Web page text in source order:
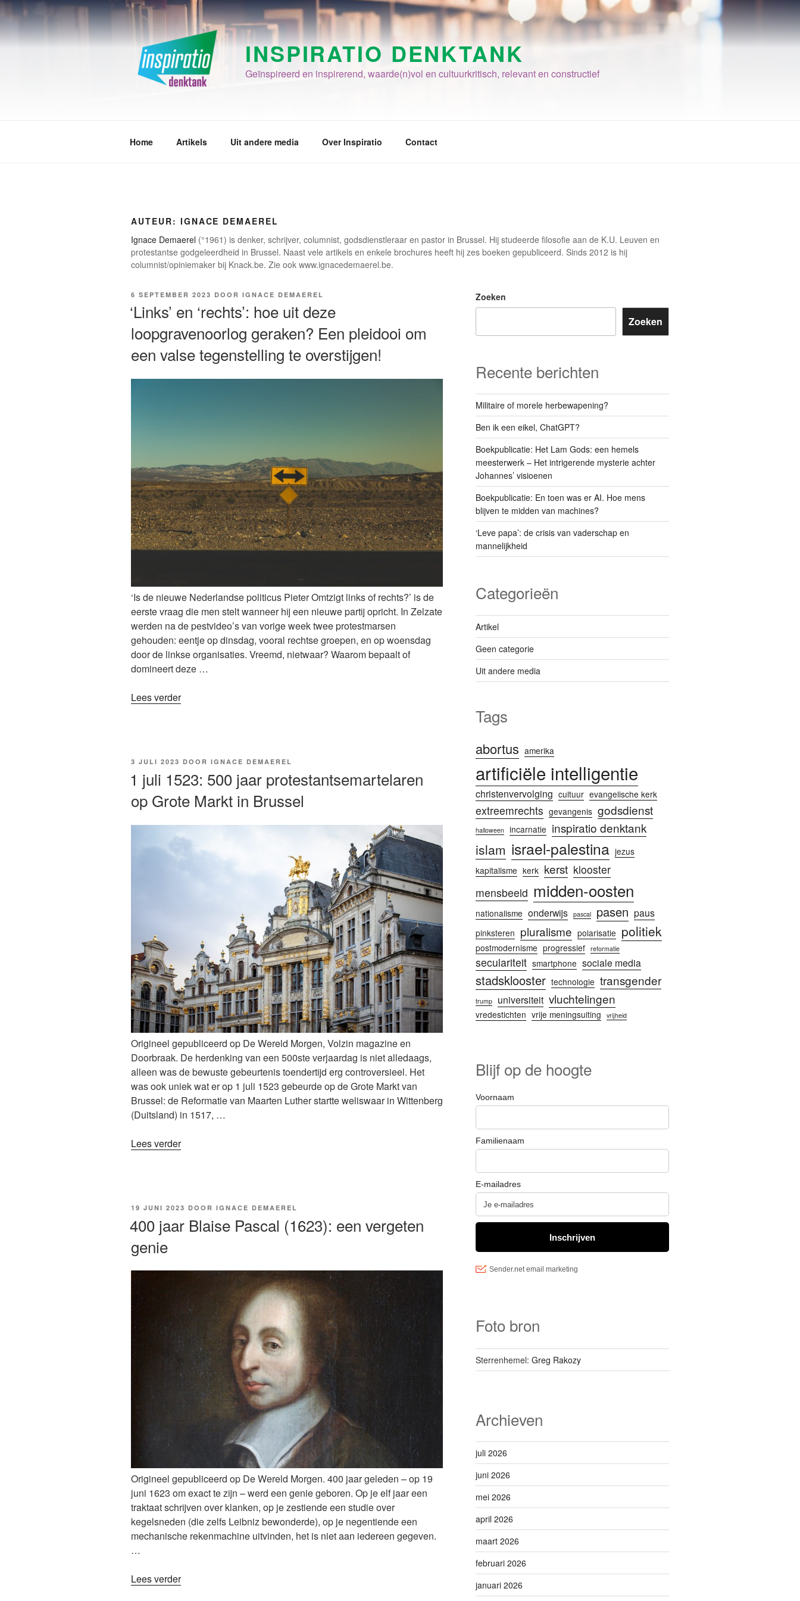
Spring
naar
de
INSPIRATIO DENKTANK
Geïnspireerd en inspirerend, waarde(n)vol en cultuurkritisch, relevant en constructief
Home Artikels Uit andere media Over Inspiratio Contact
AUTEUR: IGNACE DEMAEREL
Ignace Demaerel (°1961) is denker, schrijver, columnist, godsdienstleraar en pastor in Brussel. Hij studeerde filosofie aan de K.U. Leuven en
protestantse godgeleerdheid in Brussel. Naast vele artikels en enkele brochures heeft hij zes boeken gepubliceerd. Sinds 2012 is hij
columnist/opiniemaker bij Knack.be. Zie ook www.ignacedemaerel.be.
GEPLAATST
6 SEPTEMBER 2023 DOOR IGNACE DEMAEREL
‘Links’ en ‘rechts’: hoe uit deze
loopgravenoorlog geraken? Een pleidooi om
een valse tegenstelling te overstijgen!
‘Is de nieuwe Nederlandse politicus Pieter Omtzigt links of rechts?’ is de
eerste vraag die men stelt wanneer hij een nieuwe partij opricht. In Zelzate
werden na de pestvideo’s van vorige week twee protestmarsen
gehouden: eentje op dinsdag, vooral rechtse groepen, en op woensdag
door de linkse organisaties. Vreemd, nietwaar? Waarom bepaalt of
domineert deze …
Lees verder“‘Links’
deze
loopgravenoorlog
geraken?
Een
pleidooi
om
een
GEPLAATST
3 JULI 2023 DOOR IGNACE DEMAEREL
1 juli 1523: 500 jaar protestantsemartelaren
op Grote Markt in Brussel
Origineel gepubliceerd op De Wereld Morgen, Volzin magazine en
Doorbraak. De herdenking van een 500ste verjaardag is niet alledaags,
alleen was de bewuste gebeurtenis toendertijd erg controversieel. Het
was ook uniek wat er op 1 juli 1523 gebeurde op de Grote Markt van
Brussel: de Reformatie van Maarten Luther startte weliswaar in Wittenberg
(Duitsland) in 1517, …
Lees verder“1
protestantsemartelaren
op
in
GEPLAATST
19 JUNI 2023 DOOR IGNACE DEMAEREL
400 jaar Blaise Pascal (1623): een vergeten
genie
Origineel gepubliceerd op De Wereld Morgen. 400 jaar geleden – op 19
juni 1623 om exact te zijn – werd een genie geboren. Op je elf jaar een
traktaat schrijven over klanken, op je zestiende een studie over
kegelsneden (die zelfs Leibniz bewonderde), op je negentiende een
mechanische rekenmachine uitvinden, het is niet aan iedereen gegeven.
…
Lees verder“400
Zoeken
Zoeken
Recente berichten
Militaire of morele herbewapening?
Ben ik een eikel, ChatGPT?
Boekpublicatie: Het Lam Gods: een hemels
meesterwerk – Het intrigerende mysterie achter
Johannes’ visioenen
Boekpublicatie: En toen was er AI. Hoe mens
blijven te midden van machines?
‘Leve papa’: de crisis van vaderschap en
mannelijkheid
Categorieën
Artikel
Geen categorie
Uit andere media
Tags
abortus amerika
artificiële intelligentie
christenvervolging cultuur evangelische kerk
extreemrechts gevangenis godsdienst
halloween incarnatie inspiratio denktank
islam israel-palestina jezus
kapitalisme kerk kerst klooster
mensbeeld midden-oosten
nationalisme onderwijs pascal pasen paus
pinksteren pluralisme polarisatie politiek
postmodernisme progressief reformatie
seculariteit smartphone sociale media
stadsklooster technologie transgender
trump universiteit vluchtelingen
vredestichten vrije meningsuiting vrijheid
Blijf op de hoogte
Foto bron
Sterrenhemel: Greg Rakozy
Archieven
juli 2026
juni 2026
mei 2026
april 2026
maart 2026
februari 2026
januari 2026